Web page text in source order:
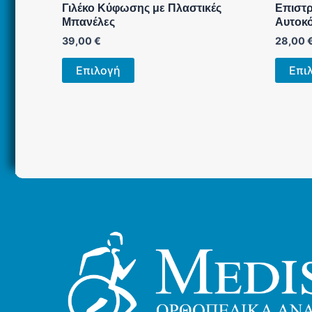
Γιλέκο Κύφωσης με Πλαστικές
Μπανέλες
39,00€
Επιλογή
Αυτό
το
στη
του
28,00